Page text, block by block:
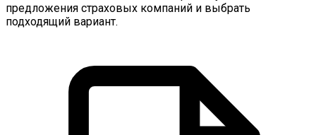
предложения страховых компаний и выбрать
подходящий вариант.